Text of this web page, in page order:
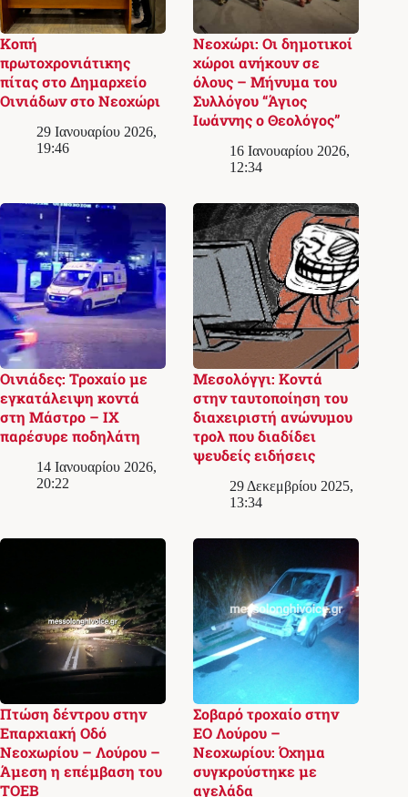
Κοπή
πρωτοχρονιάτικης
πίτας στο Δημαρχείο
Οινιάδων στο Νεοχώρι
29 Ιανουαρίου 2026,
19:46
Νεοχώρι: Οι δημοτικοί
χώροι ανήκουν σε
όλους – Μήνυμα του
Συλλόγου “Άγιος
Ιωάννης ο Θεολόγος”
16 Ιανουαρίου 2026,
12:34
Οινιάδες: Τροχαίο με
εγκατάλειψη κοντά
στη Μάστρο – ΙΧ
παρέσυρε ποδηλάτη
14 Ιανουαρίου 2026,
20:22
Μεσολόγγι: Κοντά
στην ταυτοποίηση του
διαχειριστή ανώνυμου
τρολ που διαδίδει
ψευδείς ειδήσεις
29 Δεκεμβρίου 2025,
13:34
Πτώση δέντρου στην
Επαρχιακή Οδό
Νεοχωρίου – Λούρου –
Άμεση η επέμβαση του
ΤΟΕΒ
Σοβαρό τροχαίο στην
ΕΟ Λούρου –
Νεοχωρίου: Όχημα
συγκρούστηκε με
αγελάδα